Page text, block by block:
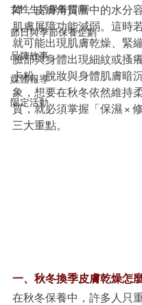
女性生活保養指南
節日與季節保養企劃
品牌故事
媒體報導
限定活動
降，皮膚角質層中的水分
肌膚屏障功能減弱。這時
就可能出現肌膚乾燥、緊
臉部與身體出現細紋或搔
卡粉、脫妝與身體肌膚暗
象，想要在秋冬依然維持
質，就必須掌握「保濕 × 修
三大重點。
一、秋冬換季皮膚乾燥怎
在秋冬保養中，許多人只